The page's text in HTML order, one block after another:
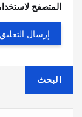
المتصفح
البحث